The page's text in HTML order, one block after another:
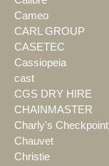
Cameo
CARL GROUP
CASETEC
Cassiopeia
cast
CGS DRY HIRE
CHAINMASTER
Charly's Checkpoint
Chauvet
Christie